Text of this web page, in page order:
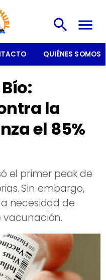
QUIÉNES SOMOS
la
el 85%
el primer peak de
Sin embargo,
necesidad de
vacunación.